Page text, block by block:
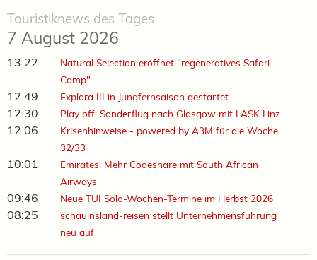
Touristiknews des Tages
7 August 2026
13:22
Natural Selection eröffnet "regeneratives Safari-
Camp"
12:49 Explora III in Jungfernsaison gestartet
12:30 Play off: Sonderflug nach Glasgow mit LASK Linz
12:06
Krisenhinweise - powered by A3M für die Woche
32/33
10:01
Emirates: Mehr Codeshare mit South African
Airways
09:46 Neue TUI Solo-Wochen-Termine im Herbst 2026
08:25
schauinsland-reisen stellt Unternehmensführung
neu auf